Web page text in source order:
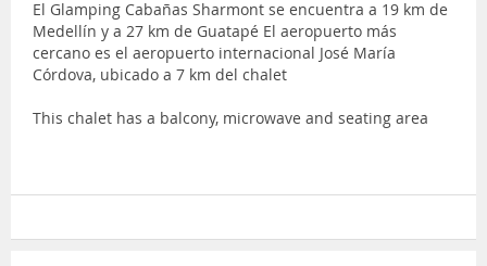
El Glamping Cabañas Sharmont se encuentra a 19 km de
Medellín y a 27 km de Guatapé El aeropuerto más
cercano es el aeropuerto internacional José María
Córdova, ubicado a 7 km del chalet
This chalet has a balcony, microwave and seating area